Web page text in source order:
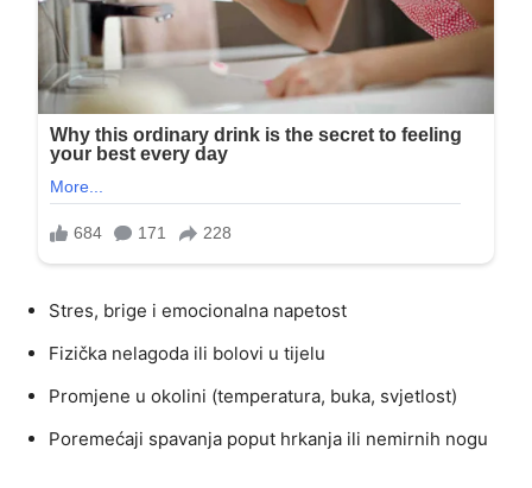
Stres, brige i emocionalna napetost
Fizička nelagoda ili bolovi u tijelu
Promjene u okolini (temperatura, buka, svjetlost)
Poremećaji spavanja poput hrkanja ili nemirnih nogu